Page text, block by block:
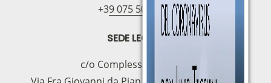
+39 075 5094797
SEDE LEGALE
c/o Complesso S.Manno